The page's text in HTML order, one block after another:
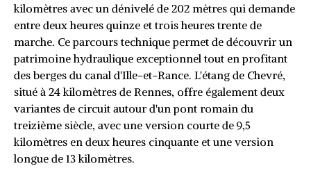
kilomètres avec un dénivelé de 202 mètres qui demande
entre deux heures quinze et trois heures trente de
marche. Ce parcours technique permet de découvrir un
patrimoine hydraulique exceptionnel tout en profitant
des berges du canal d'Ille-et-Rance. L'étang de Chevré,
situé à 24 kilomètres de Rennes, offre également deux
variantes de circuit autour d'un pont romain du
treizième siècle, avec une version courte de 9,5
kilomètres en deux heures cinquante et une version
longue de 13 kilomètres.